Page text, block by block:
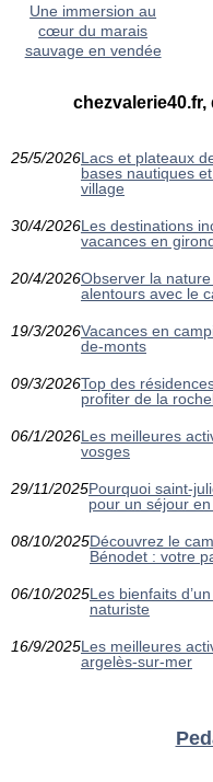
Une immersion au
cœur du marais
sauvage en vendée
25/5/2026Lacs et plateaux
bases nautiques
village
30/4/2026Les destinations
vacances en
20/4/2026Observer la
alentours avec le
19/3/2026Vacances en
de-monts
09/3/2026Top des
profiter de la
06/1/2026Les meilleures
vosges
29/11/2025Pourquoi saint-
pour un séjour
08/10/2025Découvrez le
Bénodet : votre
06/10/2025Les bienfaits
naturiste
16/9/2025Les meilleures
argelès-sur-mer